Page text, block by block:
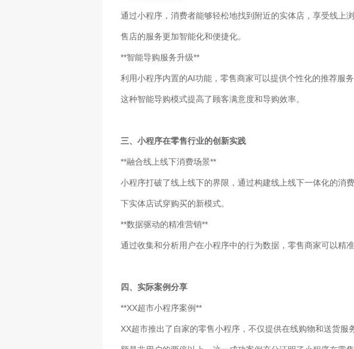
通过小程序，消费者能够轻松地找到附近的实体店，享受线上
售店的服务更加智能化和便捷化。
**智能导购服务升级**
利用小程序内置的AI功能，零售商家可以提供个性化的推荐服
这种智能导购模式提高了顾客满意度和导购效率。
三、小程序在零售行业的创新实践
**融合线上线下消费场景**
小程序打破了线上线下的界限，通过构建线上线下一体化的消
下实体店试穿购买的新模式。
**数据驱动的精准营销**
通过收集和分析用户在小程序中的行为数据，零售商家可以精
四、实际案例分享
**XX超市小程序案例**
XX超市推出了自家的零售小程序，不仅提供在线购物和送货